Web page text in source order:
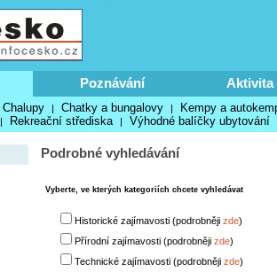
Poznávání Aktivita
Chalupy | Chatky a bungalovy | Kempy a
| Rekreační střediska | Výhodné balíčky ubytování
Podrobné vyhledávání
Vyberte, ve kterých kategoriích chcete vyhledávat
Historické zajímavosti (podrobněji zde)
Přírodní zajímavosti (podrobněji zde)
Technické zajímavosti (podrobněji zde)